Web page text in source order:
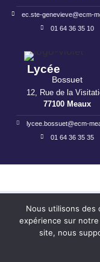
ec.ste-genevieve@ecm-
01 64 36 35 10
Lycée
Bossuet
12, Rue de la
77100 Meaux
lycee.bossuet@ecm-
01 64 36 35 35
Nous utilisons des
expérience sur
site, nous
Engagé pour
carbone de notre